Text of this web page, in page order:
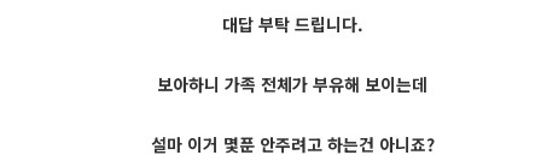
대답 부탁 드립니다.
보아하니 가족 전체가 부유해 보이는데
설마 이거 몇푼 안주려고 하는건 아니죠?